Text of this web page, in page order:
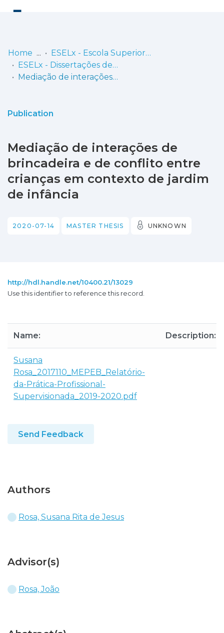
Communities
Statistics
Home
ESELx - Escola Superior de Educação de Lisboa
ESELx - Dissertações de Mestrado
Mediação de interações de brincadeira e de conflito entre crianças em contexto de jardim de infância
Publication
Mediação de interações de
brincadeira e de conflito entre
crianças em contexto de jardim
de infância
2020-07-14 MASTER THESIS UNKNOWN
http://hdl.handle.net/10400.21/13029
Use this identifier to reference this record.
Name: Description:
Susana
Rosa_2017110_MEPEB_Relatório-
da-Prática-Profissional-
Supervisionada_2019-2020.pdf
Send Feedback
Authors
Rosa, Susana Rita de Jesus
Advisor(s)
Rosa, João